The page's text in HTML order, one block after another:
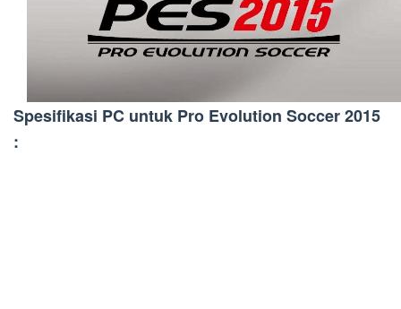
Spesifikasi PC untuk Pro Evolution Soccer 2015
: